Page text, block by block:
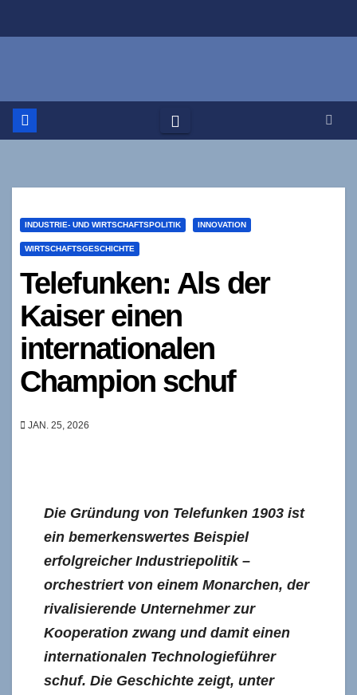
Inhalt
INDUSTRIE- UND WIRTSCHAFTSPOLITIK INNOVATION
WIRTSCHAFTSGESCHICHTE
Telefunken: Als der
Kaiser einen
internationalen
Champion schuf
JAN. 25, 2026
Die Gründung von Telefunken 1903 ist
ein bemerkenswertes Beispiel
erfolgreicher Industriepolitik –
orchestriert von einem Monarchen, der
rivalisierende Unternehmer zur
Kooperation zwang und damit einen
internationalen Technologieführer
schuf. Die Geschichte zeigt, unter